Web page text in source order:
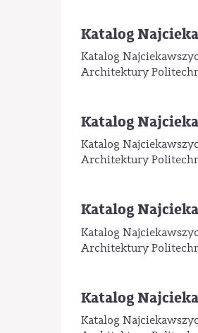
Katalog
Katalog
Architektury
Katalog
Katalog
Architektury
Katalog
Katalog
Architektury
Katalog
Katalog